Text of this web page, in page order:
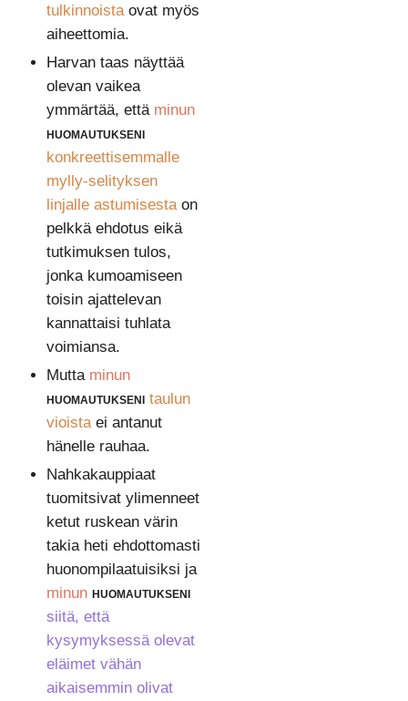
tulkinnoistaovat myös
aiheettomia.
Harvan taas näyttää
olevan vaikea
ymmärtää, että minun
huomautukseni
konkreettisemmalle
mylly-selityksen
linjalle astumisestaon
pelkkä ehdotus eikä
tutkimuksen tulos,
jonka kumoamiseen
toisin ajattelevan
kannattaisi tuhlata
voimiansa.
Mutta minun
huomautukseni taulun
vioistaei antanut
hänelle rauhaa.
Nahkakauppiaat
tuomitsivat ylimenneet
ketut ruskean värin
takia heti ehdottomasti
huonompilaatuisiksi ja
minun huomautukseni
siitä, että
kysymyksessä olevat
eläimet vähän
aikaisemmin olivat